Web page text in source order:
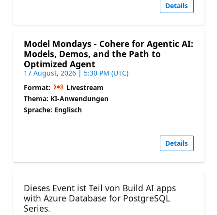
Details
Model Mondays - Cohere for Agentic AI:
Models, Demos, and the Path to
Optimized Agent
17 August, 2026 | 5:30 PM (UTC)
Format:
Livestream
Thema: KI-Anwendungen
Sprache: Englisch
Details
Dieses Event ist Teil von Build AI apps
with Azure Database for PostgreSQL
Series.